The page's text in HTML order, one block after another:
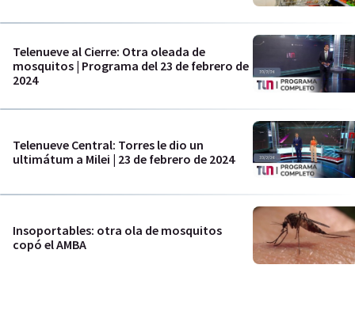
Telenueve al Cierre: Otra oleada de
mosquitos | Programa del 23 de febrero de
2024
Telenueve Central: Torres le dio un
ultimátum a Milei | 23 de febrero de 2024
Insoportables: otra ola de mosquitos
copó el AMBA